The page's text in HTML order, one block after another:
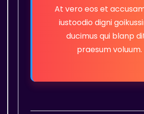
At vero eos et
iustoodio digni
ducimus qui blanp
praesum voluum.